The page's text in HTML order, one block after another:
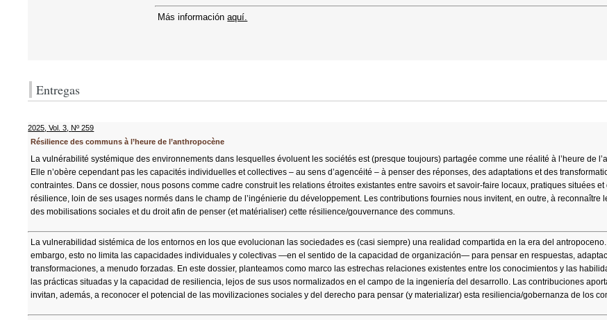
Más informaciónaquí.
Entregas
2025 ,Vol. 3 ,Nº 259
Résilience des communs à l’heure de l’anthropocène
La vulnérabilité systémique des environnements dans lesquelles évoluent les sociétés est (presque toujours) partagée comme une réalité à l’heure de
Elle n’obère cependant pas les capacités individuelles et collectives – au sens d’agencéité – à penser des réponses, des adaptations et des
contraintes. Dans ce dossier, nous posons comme cadre construit les relations étroites existantes entre savoirs et savoir-faire locaux, pratiques situées et
résilience, loin de ses usages normés dans le champ de l’ingénierie du développement. Les contributions fournies nous invitent, en outre, à reconnaître
des mobilisations sociales et du droit afin de penser (et matérialiser) cette résilience/gouvernance des communs.
La vulnerabilidad sistémica de los entornos en los que evolucionan las sociedades es (casi siempre) una realidad compartida en la era del
embargo, esto no limita las capacidades individuales y colectivas —en el sentido de la capacidad de organización— para pensar en respuestas,
transformaciones, a menudo forzadas. En este dossier, planteamos como marco las estrechas relaciones existentes entre los conocimientos y las
las prácticas situadas y la capacidad de resiliencia, lejos de sus usos normalizados en el campo de la ingeniería del desarrollo. Las contribuciones
invitan, además, a reconocer el potencial de las movilizaciones sociales y del derecho para pensar (y materializar) esta resiliencia/gobernanza de los